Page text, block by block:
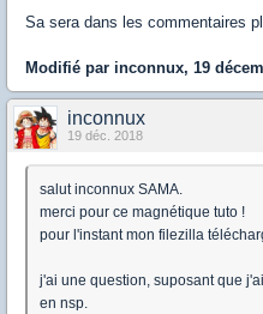
Sa sera dans les commentaires
Modifié par inconnux, 19
inconnux
19 déc. 2018
salut inconnux SAMA.
merci pour ce magnétique tuto !
pour l'instant mon filezilla
j'ai une question, suposant que
en nsp.